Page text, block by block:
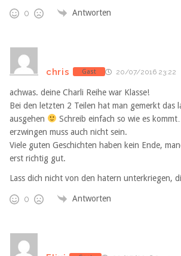
0 Antworten
chris Gast 20/07/2016 23:22
achwas. deine Charli Reihe war Klasse!
Bei den letzten 2 Teilen hat man gemerkt das
ausgehen
Schreib einfach so wie es
erzwingen muss auch nicht sein.
Viele guten Geschichten haben kein Ende,
erst richtig gut.
Lass dich nicht von den hatern unterkriegen,
0 Antworten